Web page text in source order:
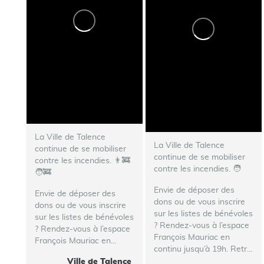
La Ville de Talence
continue de se mobiliser
contre les incendies. 👨‍🚒
🧑‍🚒
Envie de déposer des
dons ou de vous inscrire
sur les listes de bénévoles
? Rendez-vous à l’espace
François Mauriac en...
Ville de Talence
La Ville de Talence
continue de se mobiliser
contre les incendies. ‍🧑‍
Envie de déposer des
dons ou de vous inscrire
sur les listes de bénévoles
? Rendez-vous à l’espace
François Mauriac en
continu jusqu’à 19h. Retr...